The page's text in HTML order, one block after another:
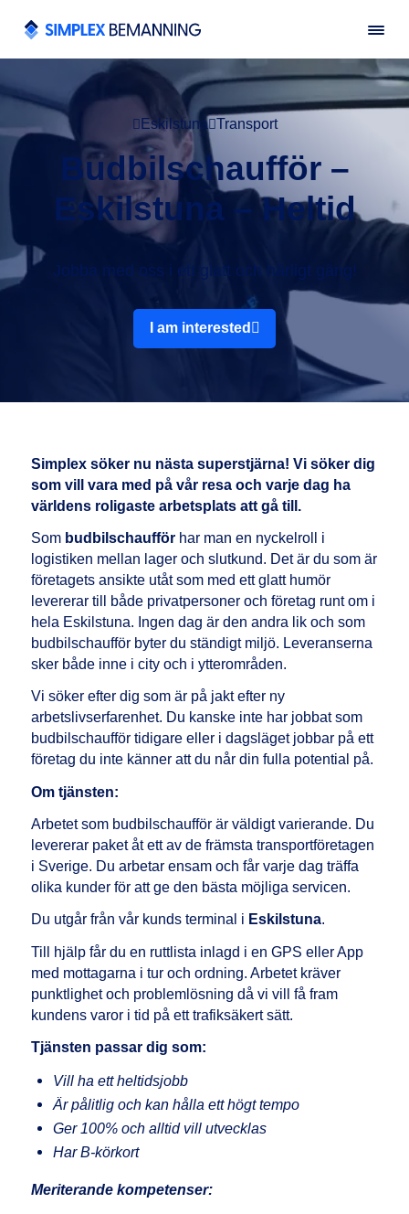
Eskilstuna Transport
Budbilschaufför –
Eskilstuna – Heltid
Jobba med oss i ett glatt och härligt gäng!
I am interested
Simplex söker nu nästa superstjärna! Vi söker dig
som vill vara med på vår resa och varje dag ha
världens roligaste arbetsplats att gå till.
Som budbilschaufför har man en nyckelroll i
logistiken mellan lager och slutkund. Det är du som är
företagets ansikte utåt som med ett glatt humör
levererar till både privatpersoner och företag runt om i
hela Eskilstuna. Ingen dag är den andra lik och som
budbilschaufför byter du ständigt miljö. Leveranserna
sker både inne i city och i ytterområden.
Vi söker efter dig som är på jakt efter ny
arbetslivserfarenhet. Du kanske inte har jobbat som
budbilschaufför tidigare eller i dagsläget jobbar på ett
företag du inte känner att du når din fulla potential på.
Om tjänsten:
Arbetet som budbilschaufför är väldigt varierande. Du
levererar paket åt ett av de främsta transportföretagen
i Sverige. Du arbetar ensam och får varje dag träffa
olika kunder för att ge den bästa möjliga servicen.
Du utgår från vår kunds terminal i Eskilstuna.
Till hjälp får du en ruttlista inlagd i en GPS eller App
med mottagarna i tur och ordning. Arbetet kräver
punktlighet och problemlösning då vi vill få fram
kundens varor i tid på ett trafiksäkert sätt.
Tjänsten passar dig som:
Vill ha ett heltidsjobb
Är pålitlig och kan hålla ett högt tempo
Ger 100% och alltid vill utvecklas
Har B-körkort
Meriterande kompetenser: